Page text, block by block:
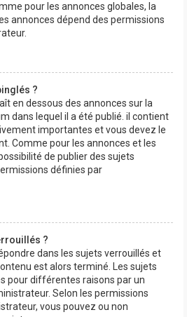
pour les annonces globales, la
annonces dépend des permissions
?
en dessous des annonces sur la
dans lequel il a été publié. il contient
importantes et vous devez le
Comme pour les annonces et les
de publier des sujets
définies par
?
dans les sujets verrouillés et
est alors terminé. Les sujets
pour différentes raisons par un
Selon les permissions
vous pouvez ou non